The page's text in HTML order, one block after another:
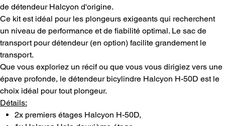
de détendeur Halcyon d'origine.
Ce kit est idéal pour les plongeurs exigeants qui recherchent
un niveau de performance et de fiabilité optimal. Le sac de
transport pour détendeur (en option) facilite grandement le
transport.
Que vous exploriez un récif ou que vous vous dirigiez vers une
épave profonde, le détendeur bicylindre Halcyon H-50D est le
choix idéal pour tout plongeur.
Détails:
2x premiers étages Halcyon H-50D,